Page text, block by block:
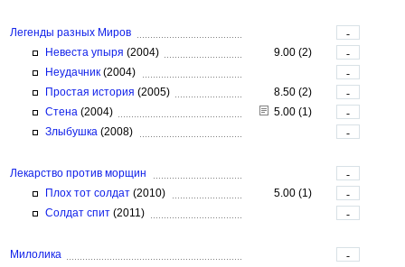
Легенды разных Миров
-
Невеста упыря (2004) 9.00 (2)
-
Неудачник (2004)
-
Простая история (2005) 8.50 (2)
-
Стена (2004) 5.00 (1)
-
Злыбушка (2008) -
Лекарство против морщин
-
Плох тот солдат (2010) 5.00 (1)
-
Солдат спит (2011) -
Милолика
-